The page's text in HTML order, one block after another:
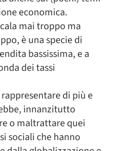
economica.
mai troppo ma
è una specie di
bassissima, e a
dei tassi
di più e
innanzitutto
o maltrattare quei
sociali che hanno